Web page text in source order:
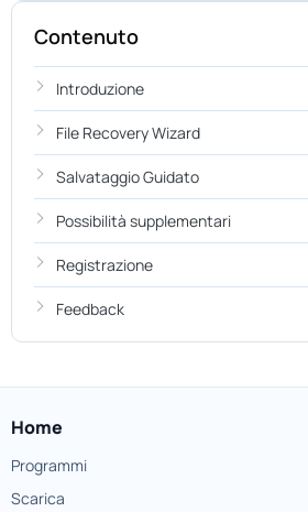
Contenuto
Introduzione
File Recovery Wizard
Salvataggio Guidato
Possibilità supplementari
Registrazione
Feedback
Home
Programmi
Scarica